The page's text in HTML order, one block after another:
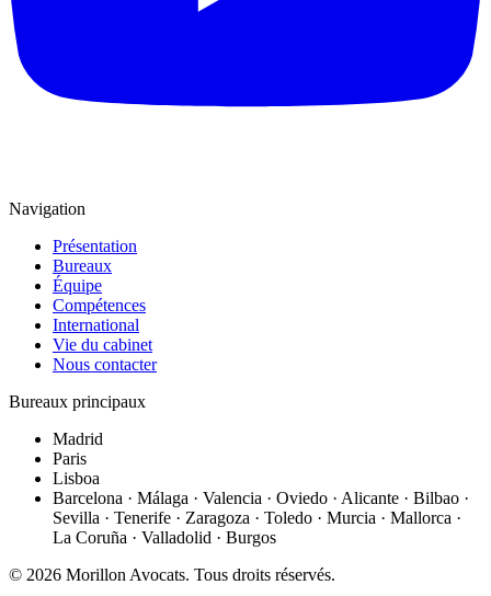
Navigation
Présentation
Bureaux
Équipe
Compétences
International
Vie du cabinet
Nous contacter
Bureaux principaux
Madrid
Paris
Lisboa
Barcelona · Málaga · Valencia · Oviedo · Alicante · Bilbao ·
Sevilla · Tenerife · Zaragoza · Toledo · Murcia · Mallorca ·
La Coruña · Valladolid · Burgos
© 2026 Morillon Avocats. Tous droits réservés.